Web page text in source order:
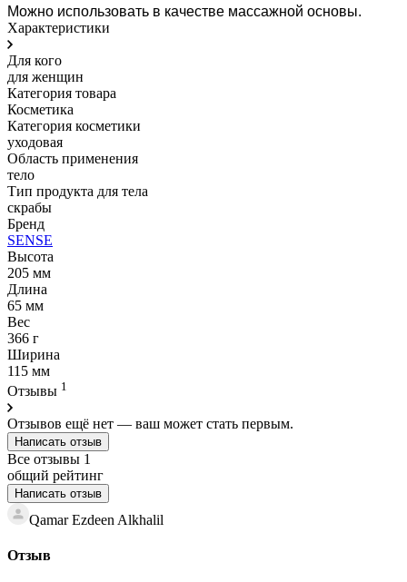
Можно использовать в качестве массажной основы.
Характеристики
Для кого
для женщин
Категория товара
Косметика
Категория косметики
уходовая
Область применения
тело
Тип продукта для тела
скрабы
Бренд
SENSE
Высота
205 мм
Длина
65 мм
Вес
366 г
Ширина
115 мм
Отзывы 1
Отзывов ещё нет — ваш может стать первым.
Написать отзыв
Все отзывы 1
общий рейтинг
Написать отзыв
Qamar Ezdeen Alkhalil
Отзыв